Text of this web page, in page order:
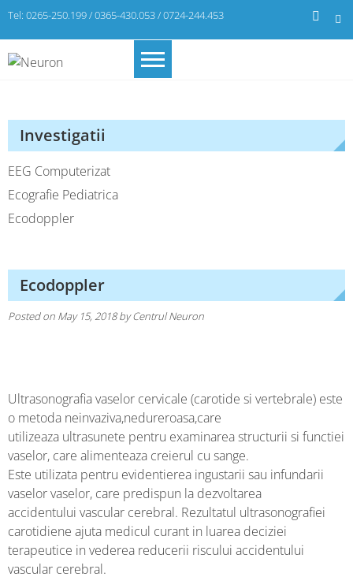
Skip
Tel: 0265-250.199 / 0365-430.053 / 0724-244.453
Neuron
Investigatii
EEG Computerizat
Ecografie Pediatrica
Ecodoppler
Ecodoppler
Posted on May 15, 2018byCentrul Neuron
Ultrasonografia vaselor cervicale (carotide si vertebrale) este
o metoda neinvaziva,nedureroasa,care
utilizeaza ultrasunete pentru examinarea structurii si functiei
vaselor, care alimenteaza creierul cu sange.
Este utilizata pentru evidentierea ingustarii sau infundarii
vaselor vaselor, care predispun la dezvoltarea
accidentului vascular cerebral. Rezultatul ultrasonografiei
carotidiene ajuta medicul curant in luarea deciziei
terapeutice in vederea reducerii riscului accidentului
vascular cerebral.